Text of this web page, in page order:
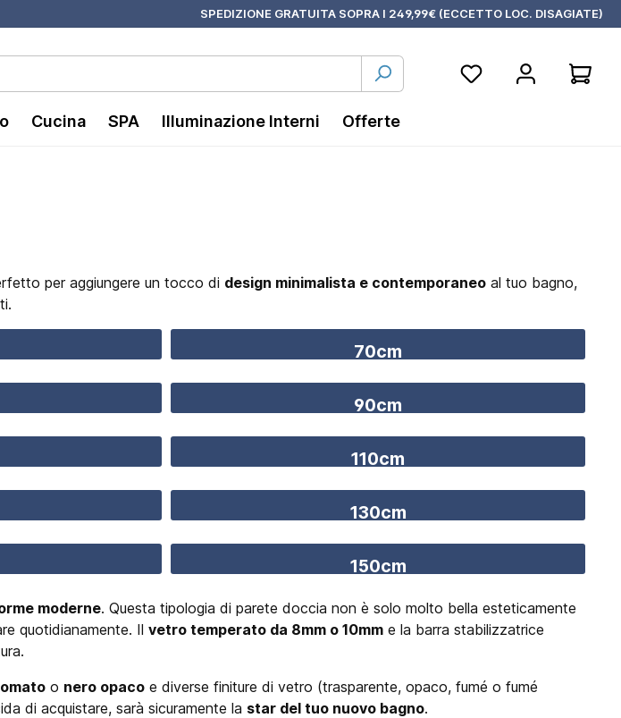
SPEDIZIONE GRATUITA SOPRA I 249,99€ (ECCETTO LOC. DISAGIATE)
Cucina SPA Illuminazione Interni Offerte
per aggiungere un tocco di design minimalista e contemporaneo al tuo bagno,
70cm
90cm
110cm
130cm
150cm
moderne. Questa tipologia di parete doccia non è solo molto bella esteticamente
quotidianamente. Il vetro temperato da 8mm o 10mm e la barra stabilizzatrice
o nero opaco e diverse finiture di vetro (trasparente, opaco, fumé o fumé
di acquistare, sarà sicuramente la star del tuo nuovo bagno.